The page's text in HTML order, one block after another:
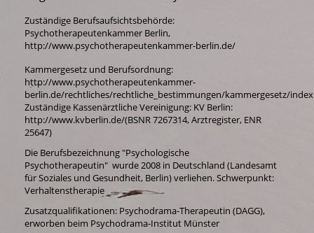
Zuständige Berufsaufsichtsbehörde:
Psychotherapeutenkammer Berlin,
http://www.psychotherapeutenkammer-berlin.de/
Kammergesetz und Berufsordnung:
http://www.psychotherapeutenkammer-
berlin.de/rechtliches/rechtliche_bestimmungen/kammergesetz/
Zuständige Kassenärztliche Vereinigung: KV Berlin:
http://www.kvberlin.de/(BSNR 7267314, Arztregister, ENR
25647)
Die Berufsbezeichnung "Psychologische
Psychotherapeutin" wurde 2008 in Deutschland (Landesamt
für Soziales und Gesundheit, Berlin) verliehen. Schwerpunkt:
Verhaltenstherapie
Zusatzqualifikationen: Psychodrama-Therapeutin (DAGG),
erworben beim Psychodrama-Institut Münster